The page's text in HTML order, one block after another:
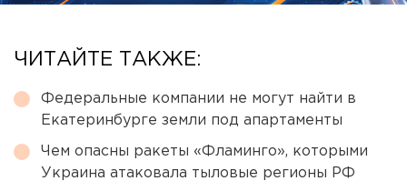
ЧИТАЙТЕ ТАКЖЕ:
Федеральные компании не могут найти в
Екатеринбурге земли под апартаменты
Чем опасны ракеты «Фламинго», которыми
Украина атаковала тыловые регионы РФ